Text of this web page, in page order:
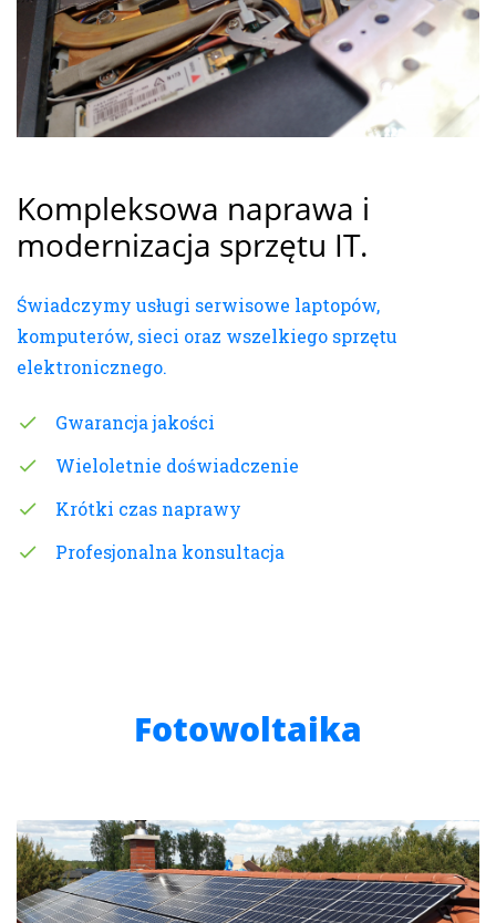
Kompleksowa naprawa i
modernizacja sprzętu IT.
Świadczymy usługi serwisowe laptopów,
komputerów, sieci oraz wszelkiego sprzętu
elektronicznego.
Gwarancja jakości
Wieloletnie doświadczenie
Krótki czas naprawy
Profesjonalna konsultacja
Fotowoltaika